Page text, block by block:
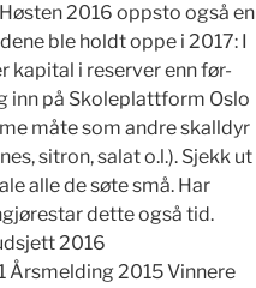
2016 oppsto også en
ble holdt oppe i 2017: I
kapital i reserver enn før-
inn på Skoleplattform Oslo
måte som andre skalldyr
sitron, salat o.l.). Sjekk ut
alle de søte små. Har
dette også tid.
2016
Årsmelding 2015 Vinnere